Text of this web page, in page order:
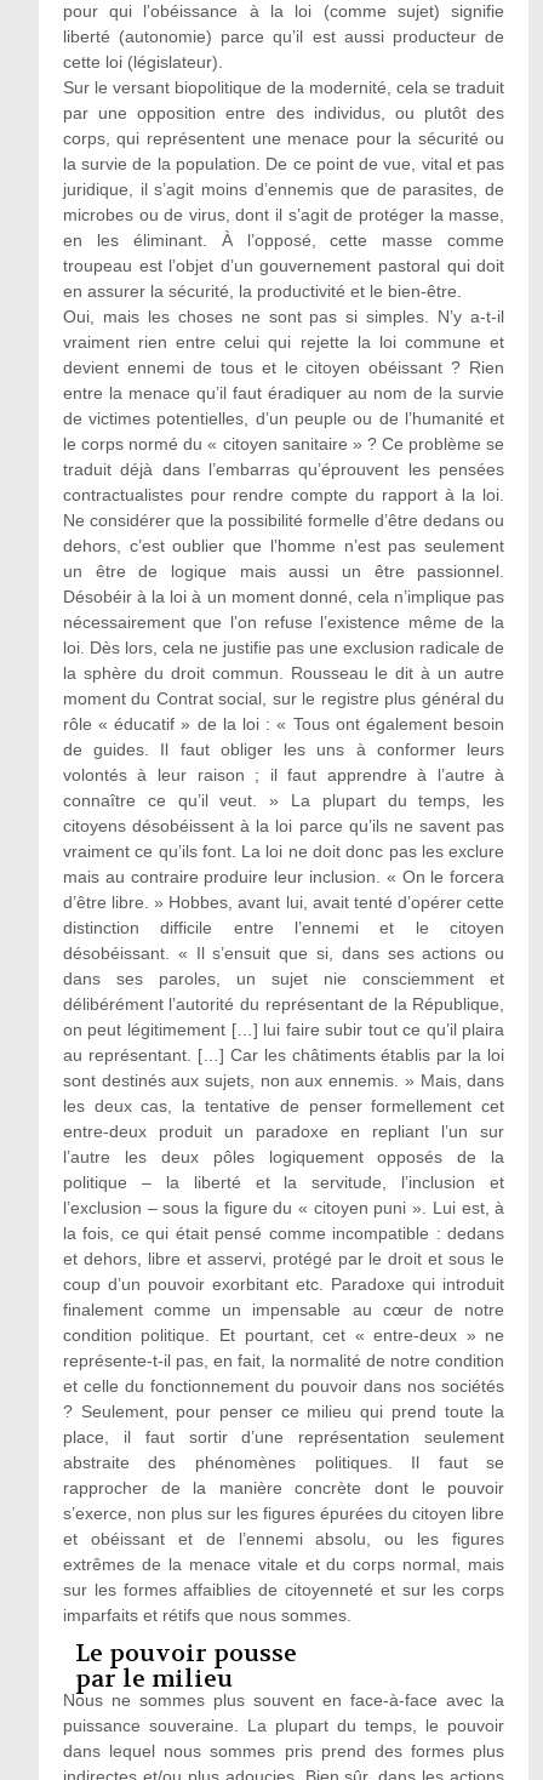
pour qui l’obéissance à la loi (comme sujet) signifie
liberté (autonomie) parce qu’il est aussi producteur de
cette loi (législateur).
Sur le versant biopolitique de la modernité, cela se traduit
par une opposition entre des individus, ou plutôt des
corps, qui représentent une menace pour la sécurité ou
la survie de la population. De ce point de vue, vital et pas
juridique, il s’agit moins d’ennemis que de parasites, de
microbes ou de virus, dont il s’agit de protéger la masse,
en les éliminant. À l’opposé, cette masse comme
troupeau est l’objet d’un gouvernement pastoral qui doit
en assurer la sécurité, la productivité et le bien-être.
Oui, mais les choses ne sont pas si simples. N’y a-t-il
vraiment rien entre celui qui rejette la loi commune et
devient ennemi de tous et le citoyen obéissant ? Rien
entre la menace qu’il faut éradiquer au nom de la survie
de victimes potentielles, d’un peuple ou de l’humanité et
le corps normé du « citoyen sanitaire » ? Ce problème se
traduit déjà dans l’embarras qu’éprouvent les pensées
contractualistes pour rendre compte du rapport à la loi.
Ne considérer que la possibilité formelle d’être dedans ou
dehors, c’est oublier que l’homme n’est pas seulement
un être de logique mais aussi un être passionnel.
Désobéir à la loi à un moment donné, cela n’implique pas
nécessairement que l’on refuse l’existence même de la
loi. Dès lors, cela ne justifie pas une exclusion radicale de
la sphère du droit commun. Rousseau le dit à un autre
moment du Contrat social, sur le registre plus général du
rôle « éducatif » de la loi : « Tous ont également besoin
de guides. Il faut obliger les uns à conformer leurs
volontés à leur raison ; il faut apprendre à l’autre à
connaître ce qu’il veut. » La plupart du temps, les
citoyens désobéissent à la loi parce qu’ils ne savent pas
vraiment ce qu’ils font. La loi ne doit donc pas les exclure
mais au contraire produire leur inclusion. « On le forcera
d’être libre. » Hobbes, avant lui, avait tenté d’opérer cette
distinction difficile entre l’ennemi et le citoyen
désobéissant. « Il s’ensuit que si, dans ses actions ou
dans ses paroles, un sujet nie consciemment et
délibérément l’autorité du représentant de la République,
on peut légitimement […] lui faire subir tout ce qu’il plaira
au représentant. […] Car les châtiments établis par la loi
sont destinés aux sujets, non aux ennemis. » Mais, dans
les deux cas, la tentative de penser formellement cet
entre-deux produit un paradoxe en repliant l’un sur
l’autre les deux pôles logiquement opposés de la
politique – la liberté et la servitude, l’inclusion et
l’exclusion – sous la figure du « citoyen puni ». Lui est, à
la fois, ce qui était pensé comme incompatible : dedans
et dehors, libre et asservi, protégé par le droit et sous le
coup d’un pouvoir exorbitant etc. Paradoxe qui introduit
finalement comme un impensable au cœur de notre
condition politique. Et pourtant, cet « entre-deux » ne
représente-t-il pas, en fait, la normalité de notre condition
et celle du fonctionnement du pouvoir dans nos sociétés
? Seulement, pour penser ce milieu qui prend toute la
place, il faut sortir d’une représentation seulement
abstraite des phénomènes politiques. Il faut se
rapprocher de la manière concrète dont le pouvoir
s’exerce, non plus sur les figures épurées du citoyen libre
et obéissant et de l’ennemi absolu, ou les figures
extrêmes de la menace vitale et du corps normal, mais
sur les formes affaiblies de citoyenneté et sur les corps
imparfaits et rétifs que nous sommes.
Le pouvoir pousse
par le milieu
Nous ne sommes plus souvent en face-à-face avec la
puissance souveraine. La plupart du temps, le pouvoir
dans lequel nous sommes pris prend des formes plus